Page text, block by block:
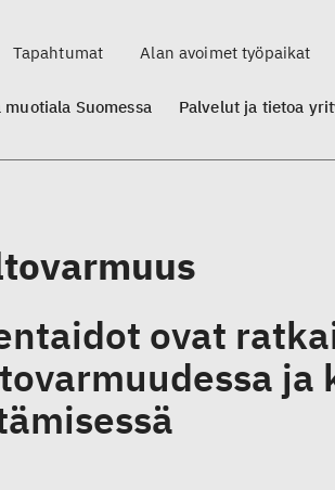
Tapahtumat Alan avoimet työpaikat
Suomessa Palvelut ja tietoa
ovat
ja